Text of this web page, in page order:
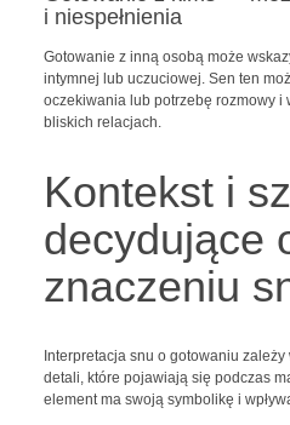
i niespełnienia
Gotowanie z inną osobą może
intymnej lub uczuciowej. Sen ten
oczekiwania lub potrzebę rozmowy
bliskich relacjach.
Kontekst i
decydujące
znaczeniu
Interpretacja snu o gotowaniu
detali, które pojawiają się podczas
element ma swoją symbolikę i